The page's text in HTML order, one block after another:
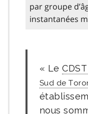
par groupe
instantanées
LeCDST
nous